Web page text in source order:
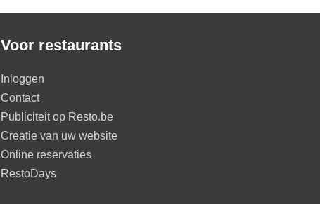
Voor restaurants
Inloggen
Contact
Publiciteit op Resto.be
Creatie van uw website
Online reservaties
RestoDays